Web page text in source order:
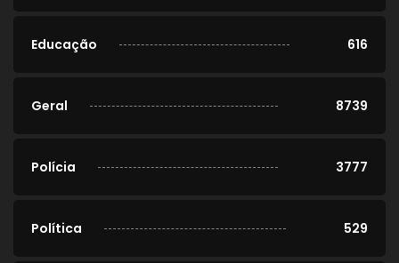
Educação 616
Geral 8739
Polícia 3777
Política 529